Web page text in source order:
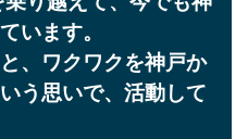
います。
、ワクワクを神戸か
う思いで、活動して